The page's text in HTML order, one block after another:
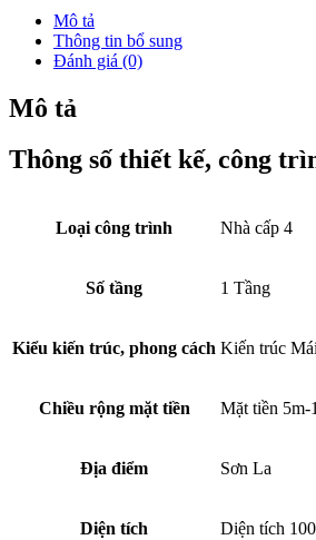
Mô tả
Thông tin bổ sung
Đánh giá (0)
Mô tả
Thông số thiết kế, công
Loại công trình Nhà cấp 4
Số tầng 1 Tầng
Kiểu kiến trúc, phong cách Kiến trúc
Chiều rộng mặt tiền Mặt tiền 5m-
Địa điểm Sơn La
Diện tích Diện tích